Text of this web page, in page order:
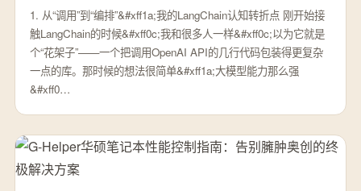
1. 从“调用”到“编排”&#xff1a;我的LangChain认知转折点 刚开始接
触LangChain的时候&#xff0c;我和很多人一样&#xff0c;以为它就是
个“花架子”——一个把调用OpenAI API的几行代码包装得更复杂
一点的库。那时候的想法很简单&#xff1a;大模型能力那么强
&#xff0…